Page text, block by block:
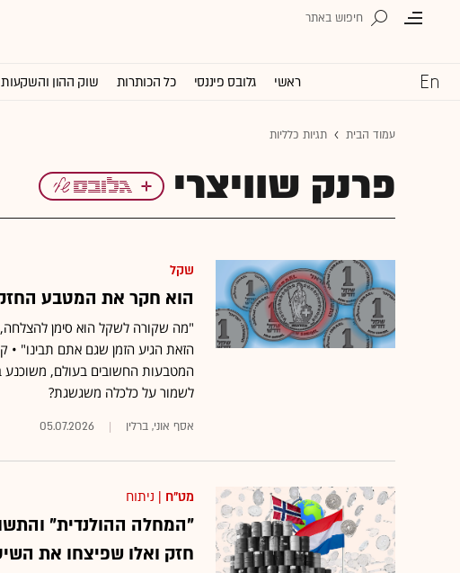
ראשי גלובס פיננסי כל הכותרות שוק ההון והשקעות
עמוד הבית תגיות כלליות
פרנק שוויצרי
שקל
הוא חקר את המטבע
"מה שקורה לשקל הוא סימן להצלחה,
הזאת הגיע הזמן שגם אתם תבינו"
המטבעות החשובים בעולם, משוכנע
לשמור על כלכלה משגשגת?
אסף אוני, ברלין 05.07.2026
מט"ח | ניתוח
"המחלה ההולנדית"
חזק ואלו שפיצחו את